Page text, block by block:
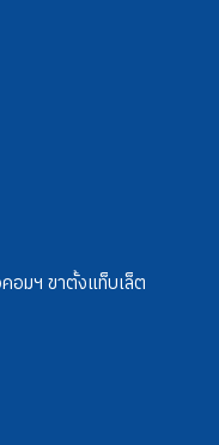
อมฯ ขาตั้งแท็บเล็ต